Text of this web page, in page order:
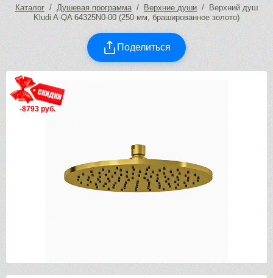
Каталог / Душевая программа/ Верхние души / Верхний душ
Kludi A-QA 64325N0-00 (250 мм, брашированное золото)
Поделиться
-8793 руб.